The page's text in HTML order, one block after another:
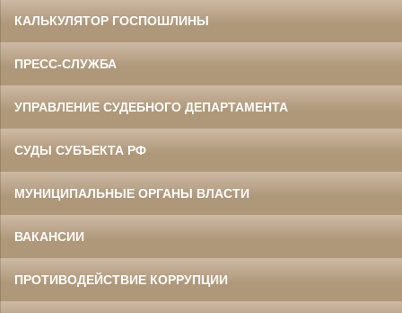
КАЛЬКУЛЯТОР ГОСПОШЛИНЫ
ПРЕСС-СЛУЖБА
УПРАВЛЕНИЕ СУДЕБНОГО ДЕПАРТАМЕНТА
СУДЫ СУБЪЕКТА РФ
МУНИЦИПАЛЬНЫЕ ОРГАНЫ ВЛАСТИ
ВАКАНСИИ
ПРОТИВОДЕЙСТВИЕ КОРРУПЦИИ